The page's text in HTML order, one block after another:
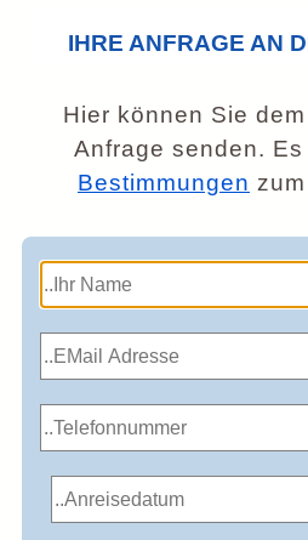
IHRE ANFRAGE AN
Hier können Sie
Anfrage senden.
Bestimmungen